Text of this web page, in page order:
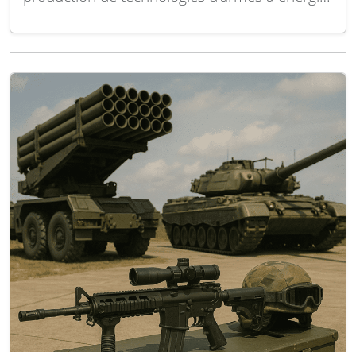
international de Farnborough, QinetiQ a
sources laser haute énergie, alors que le
système DragonFire auquel elle participe…
la suite